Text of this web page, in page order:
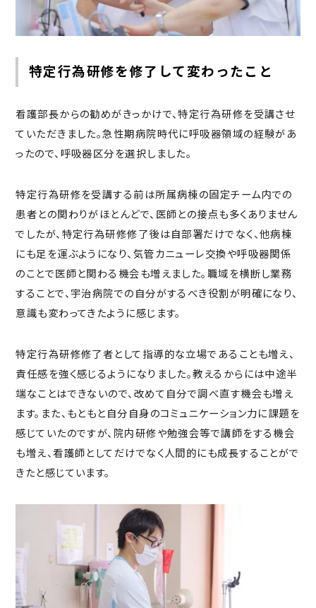
特定行為研修を修了して変わったこと
看護部長からの勧めがきっかけで、特定行為研修を受講させ
ていただきました。急性期病院時代に呼吸器領域の経験があ
ったので、呼吸器区分を選択しました。
特定行為研修を受講する前は所属病棟の固定チーム内での
患者との関わりがほとんどで、医師との接点も多くありません
でしたが、特定行為研修修了後は自部署だけでなく、他病棟
にも足を運ぶようになり、気管カニューレ交換や呼吸器関係
のことで医師と関わる機会も増えました。職域を横断し業務
することで、宇治病院での自分がするべき役割が明確になり、
意識も変わってきたように感じます。
特定行為研修修了者として指導的な立場であることも増え、
責任感を強く感じるようになりました。教えるからには中途半
端なことはできないので、改めて自分で調べ直す機会も増え
ます。また、もともと自分自身のコミュニケーション力に課題を
感じていたのですが、 院内研修や勉強会等で講師をする機会
も増え、看護師としてだけでなく人間的にも成長することがで
きたと感じています。